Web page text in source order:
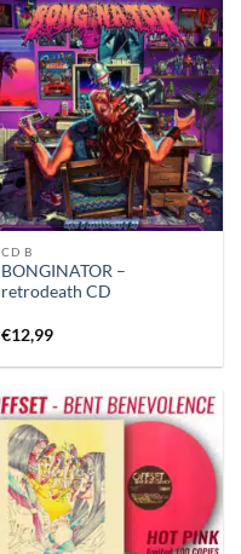
CD B
BONGINATOR –
retrodeath CD
€12,99